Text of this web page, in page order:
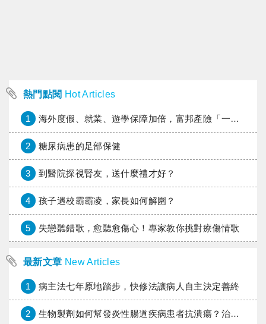
熱門點閱 Hot Articles
1 海外度假、就業、遊學保障加倍，富邦產險「一期逐夢」專案加碼遠距醫療與緊急救援
2 糖尿病患的足部保健
3 到醫院探視腎友，送什麼禮才好？
4 孩子遇校霸霸凌，家長如何解圍？
5 失戀聽錯歌，愈聽愈傷心！專家教你挑對療傷情歌
最新文章 New Articles
1 病主法七年原地踏步，快修法讓病人自主決定善終
2 生物製劑如何幫發炎性腸道疾病患者抗潰瘍？治療進展與健保給付困境一次看